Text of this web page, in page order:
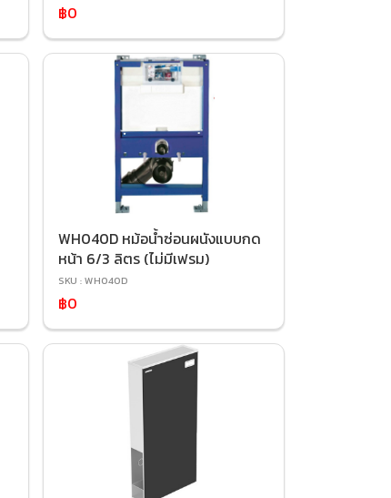
฿0
WH040D หม้อน้ำซ่อนผนังแบบกด
หน้า 6/3 ลิตร (ไม่มีเฟรม)
SKU : WH040D
฿0